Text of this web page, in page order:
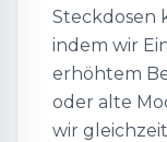
Steckdosen
indem wir
erhöhtem
oder alte
wir